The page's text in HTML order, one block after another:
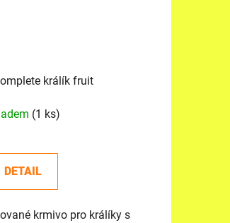
králík fruit
(1 ks)
DETAIL
krmivo pro králíky s